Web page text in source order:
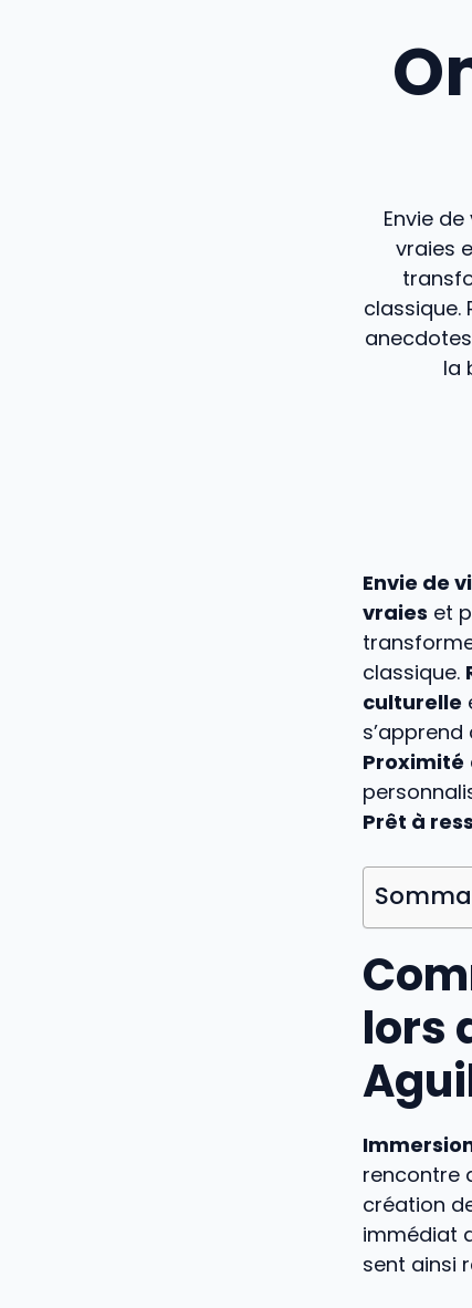
Envie
vraies
classique.
la
Envie de
vraies et
classique.
culturelle
Proximité
Prêt à
lors
rencontre
création
immédiat
sent ainsi